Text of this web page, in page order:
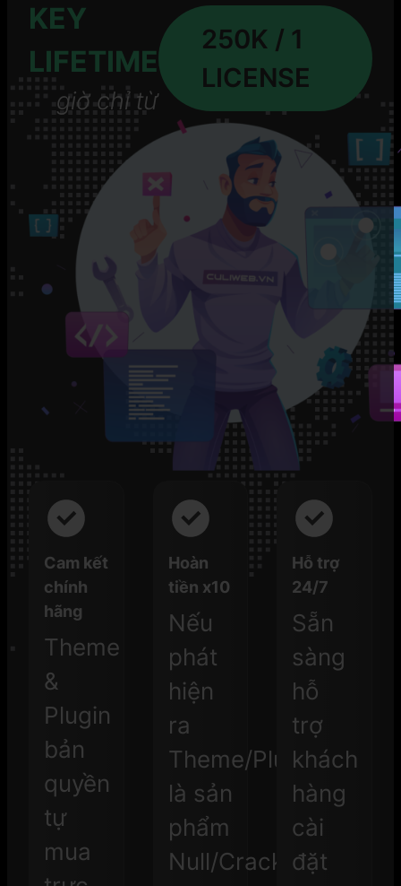
KEY
LIFETIME
giờ chỉ từ
250K / 1
LICENSE
Cam kết
chính
hãng
Theme
&
Plugin
bản
quyền
tự
mua
Hoàn
tiền x10
Nếu
phát
hiện
ra
Theme/Plugin
là sản
phẩm
Null/Crack.
Hỗ trợ
24/7
Sẵn
sàng
hỗ
trợ
khách
hàng
cài
đặt